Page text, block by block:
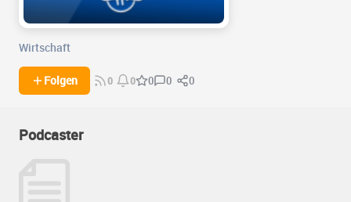
Wirtschaft
Folgen 0 0 0 0 0
Podcaster